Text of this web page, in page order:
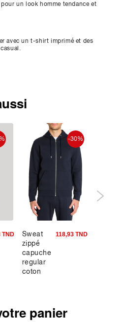
un look homme tendance et
avec un t-shirt imprimé et des
TND
-30%
Sweat
zippé
capuche
regular
coton
118,93 TND
panier